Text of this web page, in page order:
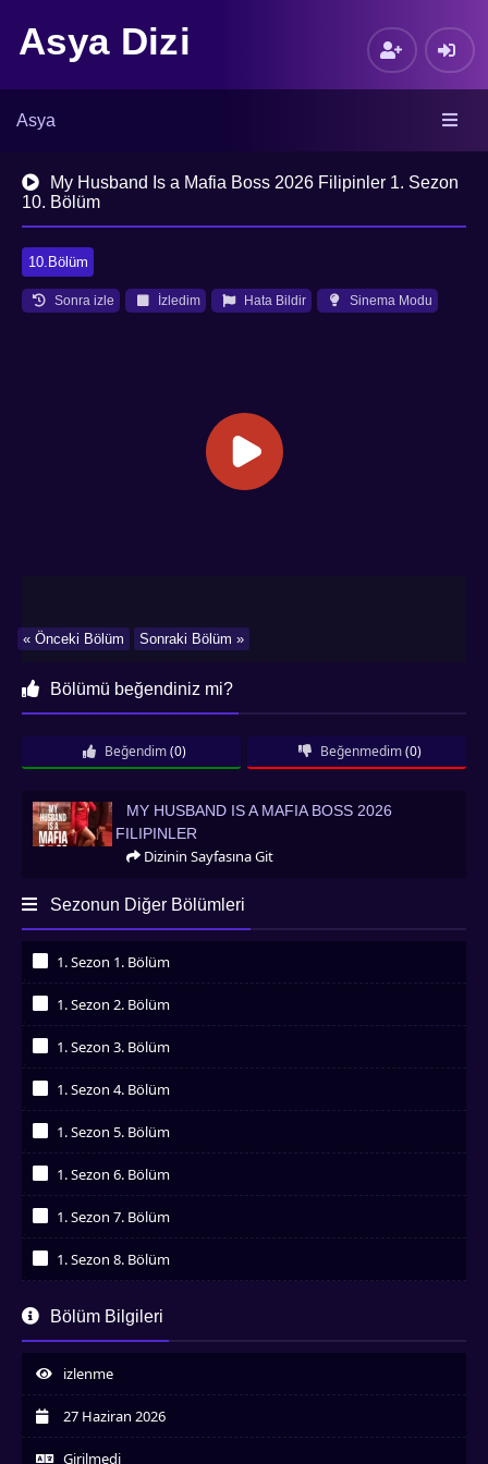
Asya Dizi
Asya
My Husband Is a Mafia Boss 2026 Filipinler 1. Sezon
10. Bölüm
10.Bölüm
Sonra izle İzledim Hata Bildir Sinema Modu
Sonraki Bölüm »
« Önceki Bölüm
Bölümü beğendiniz mi?
Beğendim (0) Beğenmedim (0)
My Husband Is a Mafia Boss 2026 Filipinler
MY HUSBAND IS A MAFIA BOSS 2026
FILIPINLER
Dizinin Sayfasına Git
Sezonun Diğer Bölümleri
1. Sezon 1. Bölüm
1. Sezon 2. Bölüm
1. Sezon 3. Bölüm
1. Sezon 4. Bölüm
1. Sezon 5. Bölüm
1. Sezon 6. Bölüm
1. Sezon 7. Bölüm
1. Sezon 8. Bölüm
İzledim
İzledim
1. Sezon 10. Bölüm
İzledim
İzledim
Bölüm Bilgileri
izlenme
27 Haziran 2026
Girilmedi